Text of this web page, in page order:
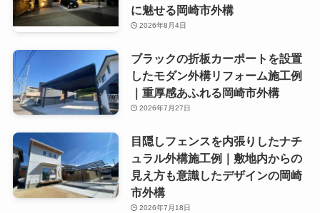
に魅せる岡崎市外構
2026年8月4日
ブラックの折板カーポートを設置
したモダン外構リフォーム施工例
｜重厚感あふれる岡崎市外構
2026年7月27日
目隠しフェンスを内張りしたナチ
ュラル外構施工例｜敷地内からの
見え方も意識したデザインの岡崎
市外構
2026年7月18日